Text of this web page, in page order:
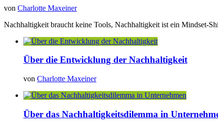
von Charlotte Maxeiner
Nachhaltigkeit braucht keine Tools, Nachhaltigkeit ist ein Mindset-
Über die Entwicklung der Nachhaltigkeit
von Charlotte Maxeiner
Über das Nachhaltigkeitsdilemma in